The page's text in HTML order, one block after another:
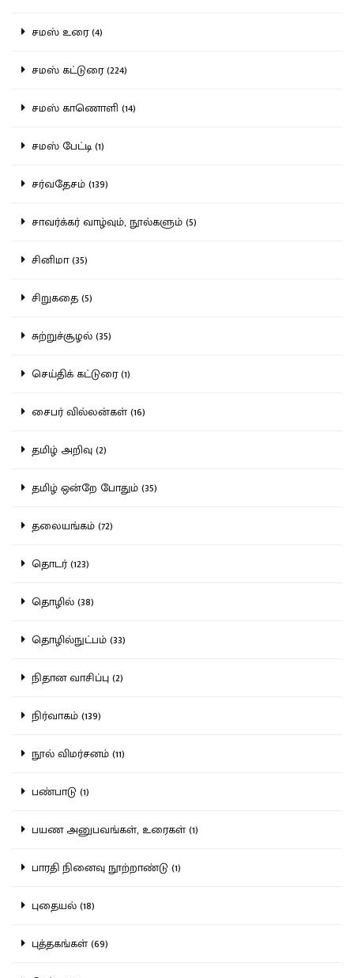
சமஸ் உரை (4)
சமஸ் கட்டுரை (224)
சமஸ் காணொளி (14)
சமஸ் பேட்டி (1)
சர்வதேசம் (139)
சாவர்க்கர் வாழ்வும், நூல்களும் (5)
சினிமா (35)
சிறுகதை (5)
சுற்றுச்சூழல் (35)
செய்திக் கட்டுரை (1)
சைபர் வில்லன்கள் (16)
தமிழ் அறிவு (2)
தமிழ் ஒன்றே போதும் (35)
தலையங்கம் (72)
தொடர் (123)
தொழில் (38)
தொழில்நுட்பம் (33)
நிதான வாசிப்பு (2)
நிர்வாகம் (139)
நூல் விமர்சனம் (11)
பண்பாடு (1)
பயண அனுபவங்கள், உரைகள் (1)
பாரதி நினைவு நூற்றாண்டு (1)
புதையல் (18)
புத்தகங்கள் (69)